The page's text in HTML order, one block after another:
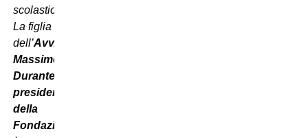
scolastico.
La figlia
dell’Avv.
Massimo
Durante
presidente
della
Fondazione